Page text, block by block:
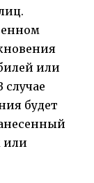
или
случае
будет
или